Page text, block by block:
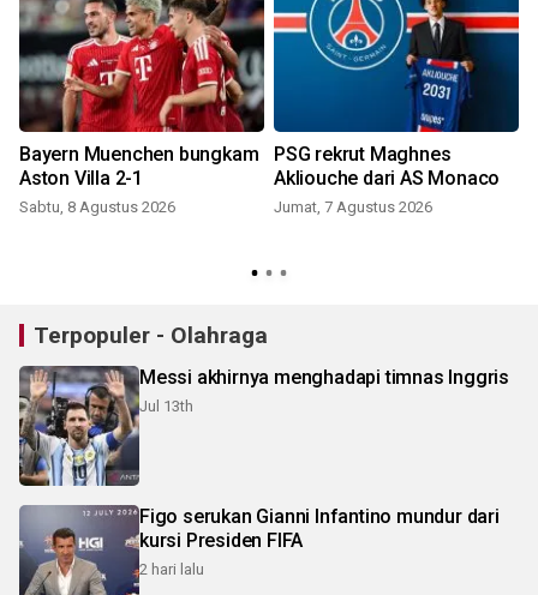
Bayern Muenchen bungkam
Aston Villa 2-1
Sabtu, 8 Agustus 2026
PSG rekrut Maghnes
Akliouche dari AS Monaco
Jumat, 7 Agustus 2026
Terpopuler - Olahraga
Messi akhirnya menghadapi timnas Inggris
Jul 13th
Figo serukan Gianni Infantino mundur dari
kursi Presiden FIFA
2 hari lalu